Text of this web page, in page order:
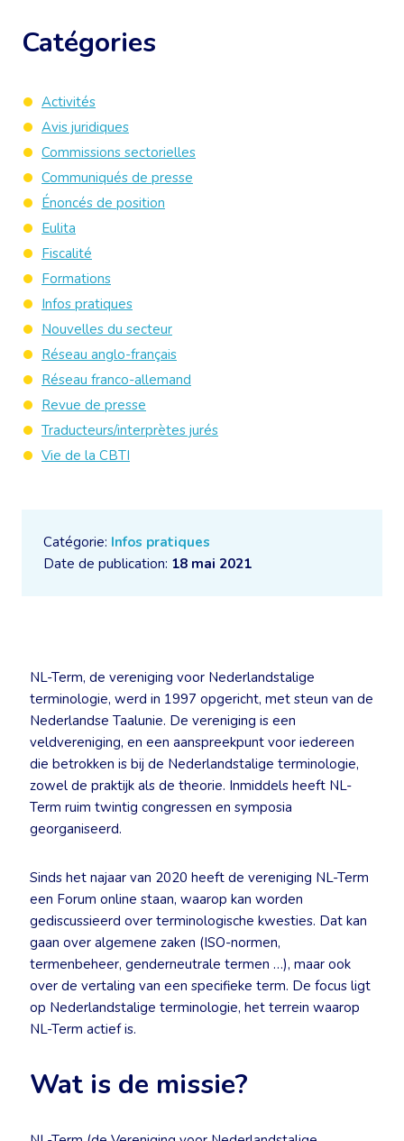
Catégorie: Infos pratiques
Date de publication: 18 mai 2021
NL-Term, de vereniging voor Nederlandstalige
terminologie, werd in 1997 opgericht, met steun van de
Nederlandse Taalunie. De vereniging is een
veldvereniging, en een aanspreekpunt voor iedereen
die betrokken is bij de Nederlandstalige terminologie,
zowel de praktijk als de theorie. Inmiddels heeft NL-
Term ruim twintig congressen en symposia
georganiseerd.
Sinds het najaar van 2020 heeft de vereniging NL-Term
een Forum online staan, waarop kan worden
gediscussieerd over terminologische kwesties. Dat kan
gaan over algemene zaken (ISO-normen,
termenbeheer, genderneutrale termen …), maar ook
over de vertaling van een specifieke term. De focus ligt
op Nederlandstalige terminologie, het terrein waarop
NL-Term actief is.
Wat is de missie?
Catégories
Activités
Avis juridiques
Commissions sectorielles
Communiqués de presse
Énoncés de position
Eulita
Fiscalité
Formations
Infos pratiques
Nouvelles du secteur
Réseau anglo-français
Réseau franco-allemand
Revue de presse
Traducteurs/interprètes jurés
Vie de la CBTI